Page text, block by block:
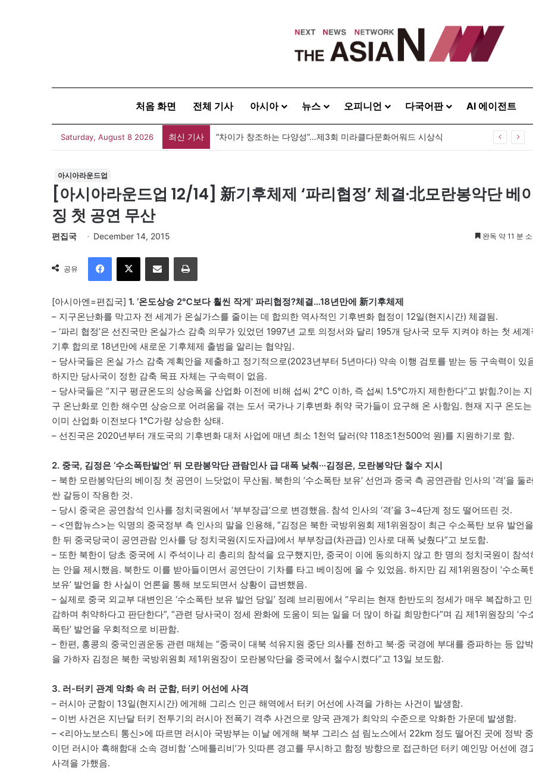
처음 화면 전체 기사 아시아 뉴스 오피니언 다국어판 AI 에이전트
Saturday, August 8 2026 최신 기사 [신건호 칼럼] 대한민국 정치여, 후비기 그만하라
아시아라운드업
[아시아라운드업 12/14] 新기후체제 ‘파리협정’ 체결·北모란봉악단 베
징 첫 공연 무산
편집국 December 14, 2015 완독 약 11 분
공유
이메일
[아시아엔=편집국] 1. ‘온도상승 2℃보다 훨씬 작게’ 파리협정?체결…18년만에 新기후체제
– 지구온난화를 막고자 전 세계가 온실가스를 줄이는 데 합의한 역사적인 기후변화 협정이 12일(현지시간) 체결됨.
– ‘파리 협정’은 선진국만 온실가스 감축 의무가 있었던 1997년 교토 의정서와 달리 195개 당사국 모두 지켜야 하는 첫 세계
기후 합의로 18년만에 새로운 기후체제 출범을 알리는 협약임.
– 당사국들은 온실 가스 감축 계획안을 제출하고 정기적으로(2023년부터 5년마다) 약속 이행 검토를 받는 등 구속력이 있
하지만 당사국이 정한 감축 목표 자체는 구속력이 없음.
– 당사국들은 “지구 평균온도의 상승폭을 산업화 이전에 비해 섭씨 2℃ 이하, 즉 섭씨 1.5℃까지 제한한다”고 밝힘.?이는 지
구 온난화로 인한 해수면 상승으로 어려움을 겪는 도서 국가나 기후변화 취약 국가들이 요구해 온 사항임. 현재 지구 온도는
이미 산업화 이전보다 1℃가량 상승한 상태.
– 선진국은 2020년부터 개도국의 기후변화 대처 사업에 매년 최소 1천억 달러(약 118조1천500억 원)를 지원하기로 함.
2. 중국, 김정은 ‘수소폭탄발언’ 뒤 모란봉악단 관람인사 급 대폭 낮춰···김정은, 모란봉악단 철수 지시
– 북한 모란봉악단의 베이징 첫 공연이 느닷없이 무산됨. 북한의 ‘수소폭탄 보유’ 선언과 중국 측 공연관람 인사의 ‘격’을 둘
싼 갈등이 작용한 것.
– 당시 중국은 공연참석 인사를 정치국원에서 ‘부부장급’으로 변경했음. 참석 인사의 ‘격’을 3~4단계 정도 떨어뜨린 것.
– <연합뉴스>는 익명의 중국정부 측 인사의 말을 인용해, “김정은 북한 국방위원회 제1위원장이 최근 수소폭탄 보유 발언을
한 뒤 중국당국이 공연관람 인사를 당 정치국원(지도자급)에서 부부장급(차관급) 인사로 대폭 낮췄다”고 보도함.
– 또한 북한이 당초 중국에 시 주석이나 리 총리의 참석을 요구했지만, 중국이 이에 동의하지 않고 한 명의 정치국원이 참석
는 안을 제시했음. 북한도 이를 받아들이면서 공연단이 기차를 타고 베이징에 올 수 있었음. 하지만 김 제1위원장이 ‘수소폭
보유’ 발언을 한 사실이 언론을 통해 보도되면서 상황이 급변했음.
– 실제로 중국 외교부 대변인은 ‘수소폭탄 보유 발언 당일’ 정례 브리핑에서 “우리는 현재 한반도의 정세가 매우 복잡하고 민
감하며 취약하다고 판단한다”, “관련 당사국이 정세 완화에 도움이 되는 일을 더 많이 하길 희망한다”며 김 제1위원장의 ‘수
폭탄’ 발언을 우회적으로 비판함.
– 한편, 홍콩의 중국인권운동 관련 매체는 “중국이 대북 석유지원 중단 의사를 전하고 북·중 국경에 부대를 증파하는 등 압박
을 가하자 김정은 북한 국방위원회 제1위원장이 모란봉악단을 중국에서 철수시켰다”고 13일 보도함.
3. 러-터키 관계 악화 속 러 군함, 터키 어선에 사격
– 러시아 군함이 13일(현지시간) 에게해 그리스 인근 해역에서 터키 어선에 사격을 가하는 사건이 발생함.
– 이번 사건은 지난달 터키 전투기의 러시아 전폭기 격추 사건으로 양국 관계가 최악의 수준으로 악화한 가운데 발생함.
– <리아노보스티 통신>에 따르면 러시아 국방부는 이날 에게해 북부 그리스 섬 림노스에서 22km 정도 떨어진 곳에 정박 중
이던 러시아 흑해함대 소속 경비함 ‘스메틀리비’가 잇따른 경고를 무시하고 함정 방향으로 접근하던 터키 예인망 어선에 경
사격을 가했음.